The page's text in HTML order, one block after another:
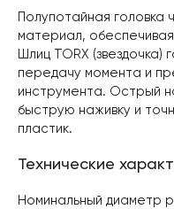
Полупотайная головка
материал,
Шлиц TORX (звездочка)
передачу момента и
инструмента. Острый
быструю наживку и
пластик.
Технические
Номинальный диаметр